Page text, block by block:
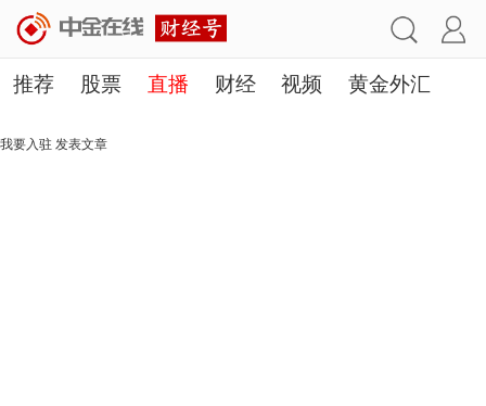
推荐 股票 直播 财经 视频 黄金外汇
理财 行业
我要入驻 发表文章